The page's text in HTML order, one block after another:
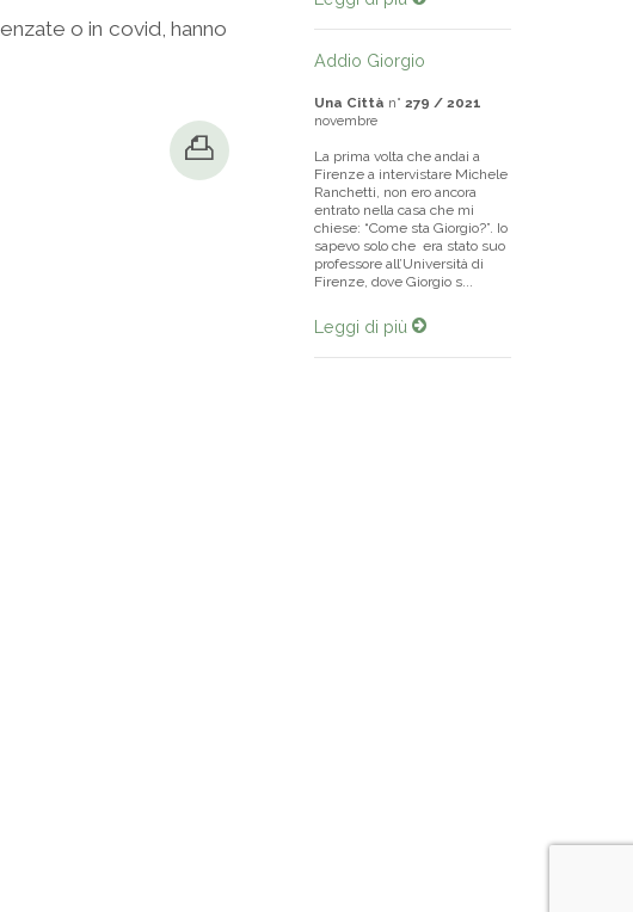
o in covid, hanno
Addio Giorgio
Una Città n° 279 / 2021
novembre
La prima volta che andai a
Firenze a intervistare Michele
Ranchetti, non ero ancora
entrato nella casa che mi
chiese: “Come sta Giorgio?”. Io
sapevo solo che era stato suo
professore all’Università di
Firenze, dove Giorgio s...
Leggi di più